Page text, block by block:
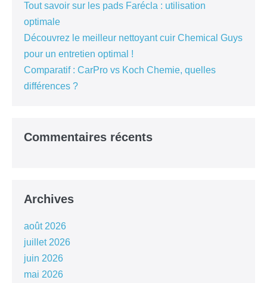
Tout savoir sur les pads Farécla : utilisation
optimale
Découvrez le meilleur nettoyant cuir Chemical Guys
pour un entretien optimal !
Comparatif : CarPro vs Koch Chemie, quelles
différences ?
Commentaires récents
Archives
août 2026
juillet 2026
juin 2026
mai 2026